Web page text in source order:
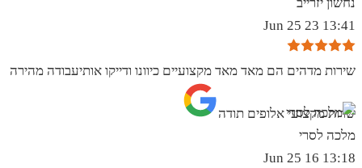
נחשון יזרייב
13:41 23 Jun 25
שירות מדהים הם מאד מאד מקצועיים כיוונו ודייקו אותיעבודה מהירה
שרות מקצועי אלופים תודה
מלכה לסרי
13:18 16 Jun 25